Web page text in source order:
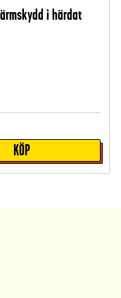
i härdat
KÖP